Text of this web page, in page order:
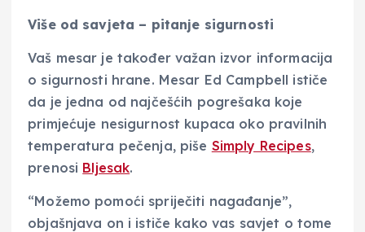
Više od savjeta – pitanje sigurnosti
Vaš mesar je također važan izvor informacija
o sigurnosti hrane. Mesar Ed Campbell ističe
da je jedna od najčešćih pogrešaka koje
primjećuje nesigurnost kupaca oko pravilnih
temperatura pečenja, piše Simply Recipes,
prenosi Bljesak.
“Možemo pomoći spriječiti nagađanje”,
objašnjava on i ističe kako vas savjet o tome